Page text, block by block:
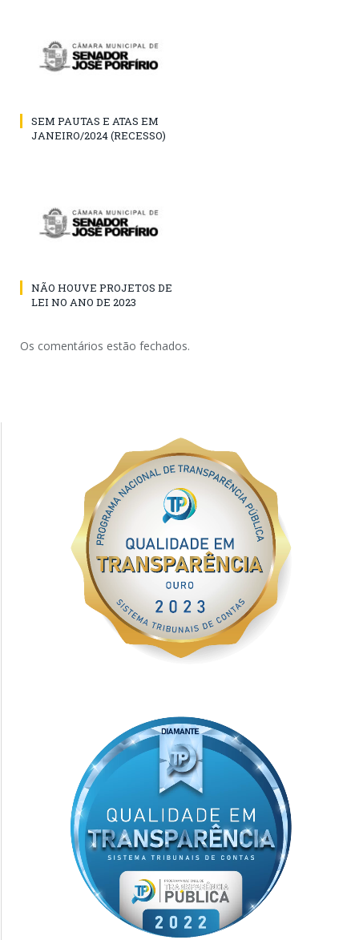
SEM PAUTAS E ATAS EM
JANEIRO/2024 (RECESSO)
NÃO HOUVE PROJETOS DE
LEI NO ANO DE 2023
Os comentários estão fechados.